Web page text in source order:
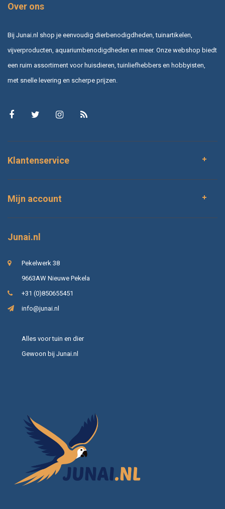
Over ons
Bij Junai.nl shop je eenvoudig dierbenodigdheden, tuinartikelen,
vijverproducten, aquariumbenodigdheden en meer. Onze webshop biedt
een ruim assortiment voor huisdieren, tuinliefhebbers en hobbyisten,
met snelle levering en scherpe prijzen.
Klantenservice
Mijn account
Junai.nl
Pekelwerk 38
9663AW Nieuwe Pekela
+31 (0)850655451
info@junai.nl
Alles voor tuin en dier
Gewoon bij Junai.nl